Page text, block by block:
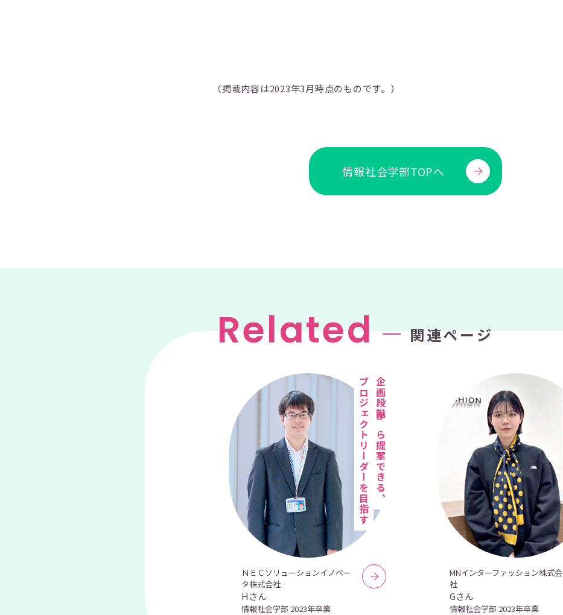
（掲載内容は2023年3月時点のものです。）
情報社会学部TOPへ
Related 関連ページ
企画段階から提案できる、
プロジェクトリーダーを目指す
ＮＥＣソリューションイノベー
タ株式会社
Hさん
情報社会学部 2023年卒業
MNインターファッション株式会
社
Gさん
情報社会学部 2023年卒業